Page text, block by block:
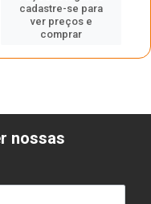
cadastre-se para
ver preços e
comprar
nossas